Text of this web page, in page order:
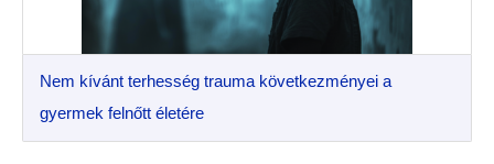
Nem kívánt terhesség trauma következményei a
gyermek felnőtt életére